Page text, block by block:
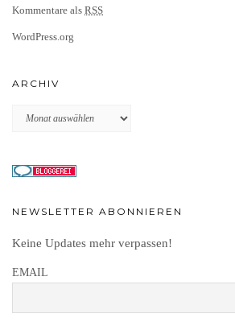
Kommentare als RSS
WordPress.org
ARCHIV
Archiv
NEWSLETTER ABONNIEREN
Keine Updates mehr verpassen!
EMAIL